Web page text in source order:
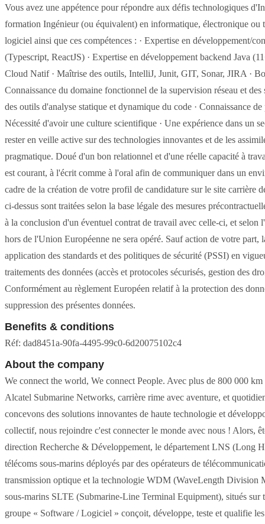
Vous avez une appétence pour répondre aux défis technologiques
formation Ingénieur (ou équivalent) en informatique, électronique ou
logiciel ainsi que ces compétences : · Expertise en développement/
(Typescript, ReactJS) · Expertise en développement backend Java
Cloud Natif · Maîtrise des outils, IntelliJ, Junit, GIT, Sonar, JIRA ·
Connaissance du domaine fonctionnel de la supervision réseau et
des outils d'analyse statique et dynamique du code · Connaissance
Nécessité d'avoir une culture scientifique · Une expérience dans un
rester en veille active sur des technologies innovantes et de les
pragmatique. Doué d'un bon relationnel et d'une réelle capacité à
est courant, à l'écrit comme à l'oral afin de communiquer dans un
cadre de la création de votre profil de candidature sur le site
ci-dessus sont traitées selon la base légale des mesures
à la conclusion d'un éventuel contrat de travail avec celle-ci, et
hors de l'Union Européenne ne sera opéré. Sauf action de votre part,
application des standards et des politiques de sécurité (PSSI) en
traitements des données (accès et protocoles sécurisés, gestion des
Conformément au règlement Européen relatif à la protection des
suppression des présentes données.
Benefits & conditions
Réf: dad8451a-90fa-4495-99c0-6d20075102c4
About the company
We connect the world, We connect People. Avec plus de 800 000
Alcatel Submarine Networks, carrière rime avec aventure, et
concevons des solutions innovantes de haute technologie et
collectif, nous rejoindre c'est connecter le monde avec nous ! Alors,
direction Recherche & Développement, le département LNS (Long
télécoms sous-marins déployés par des opérateurs de
transmission optique et la technologie WDM (WaveLength Division
sous-marins SLTE (Submarine-Line Terminal Equipment), situés sur
groupe « Software / Logiciel » conçoit, développe, teste et qualifie